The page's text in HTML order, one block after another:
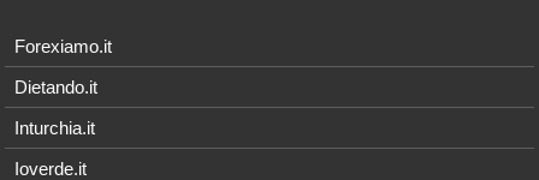
Forexiamo.it
Dietando.it
Inturchia.it
Ioverde.it